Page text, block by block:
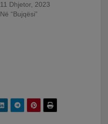
11 Dhjetor, 2023
Në “Bujqësi”